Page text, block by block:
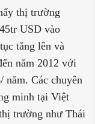
thị trường
USD vào
tăng lên và
năm 2012 với
năm. Các chuyên
minh tại Việt
trường như Thái